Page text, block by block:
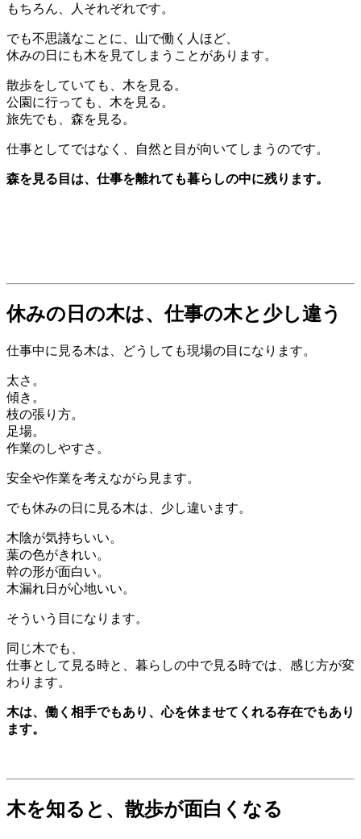
もちろん、人それぞれです。
でも不思議なことに、山で働く人ほど、
休みの日にも木を見てしまうことがあります。
散歩をしていても、木を見る。
公園に行っても、木を見る。
旅先でも、森を見る。
仕事としてではなく、自然と目が向いてしまうのです。
森を見る目は、仕事を離れても暮らしの中に残ります。
休みの日の木は、仕事の木と少し違う
仕事中に見る木は、どうしても現場の目になります。
太さ。
傾き。
枝の張り方。
足場。
作業のしやすさ。
安全や作業を考えながら見ます。
でも休みの日に見る木は、少し違います。
木陰が気持ちいい。
葉の色がきれい。
幹の形が面白い。
木漏れ日が心地いい。
そういう目になります。
同じ木でも、
仕事として見る時と、暮らしの中で見る時では、感じ方が変
わります。
木は、働く相手でもあり、心を休ませてくれる存在でもあり
ます。
木を知ると、散歩が面白くなる